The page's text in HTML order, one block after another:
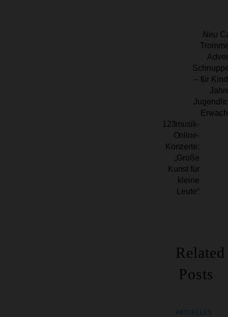
Neu
– für
123musik-
Online-
Konzerte:
„Große
Kunst für
kleine
Leute“
Related
Posts
AKTUELLES